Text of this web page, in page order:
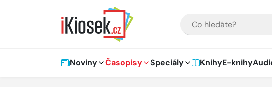
Hlavní navigace
Noviny Časopisy Speciály KnihyE-knihy